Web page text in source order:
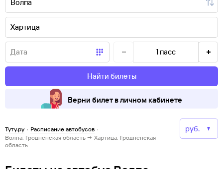
1 пасс
Найти билеты
Верни билет в личном кабинете
Туту.ру · Расписание автобусов ·
Волпа, Гродненская область → Хартица, Гродненская
область